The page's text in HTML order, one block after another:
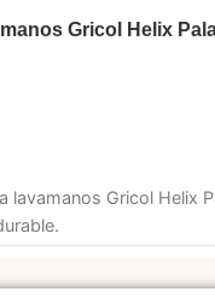
Gricol Helix
lavamanos Gricol Helix